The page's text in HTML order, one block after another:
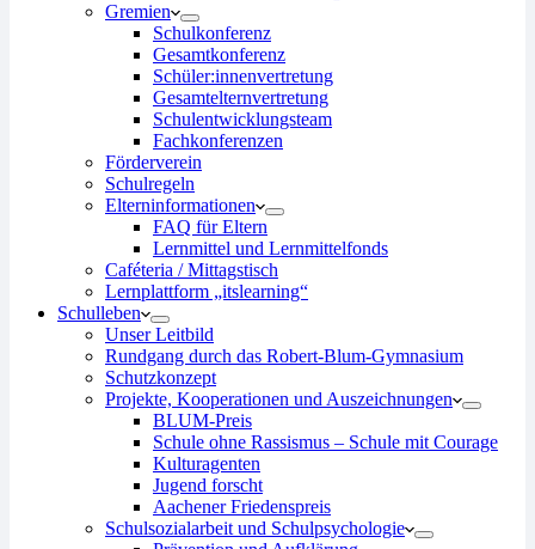
Gremien
Schulkonferenz
Gesamtkonferenz
Schüler:innenvertretung
Gesamtelternvertretung
Schulentwicklungsteam
Fachkonferenzen
Förderverein
Schulregeln
Elterninformationen
FAQ für Eltern
Lernmittel und Lernmittelfonds
Caféteria / Mittagstisch
Lernplattform „itslearning“
Schulleben
Unser Leitbild
Rundgang durch das Robert-Blum-Gymnasium
Schutzkonzept
Projekte, Kooperationen und Auszeichnungen
BLUM-Preis
Schule ohne Rassismus – Schule mit Courage
Kulturagenten
Jugend forscht
Aachener Friedenspreis
Schulsozialarbeit und Schulpsychologie